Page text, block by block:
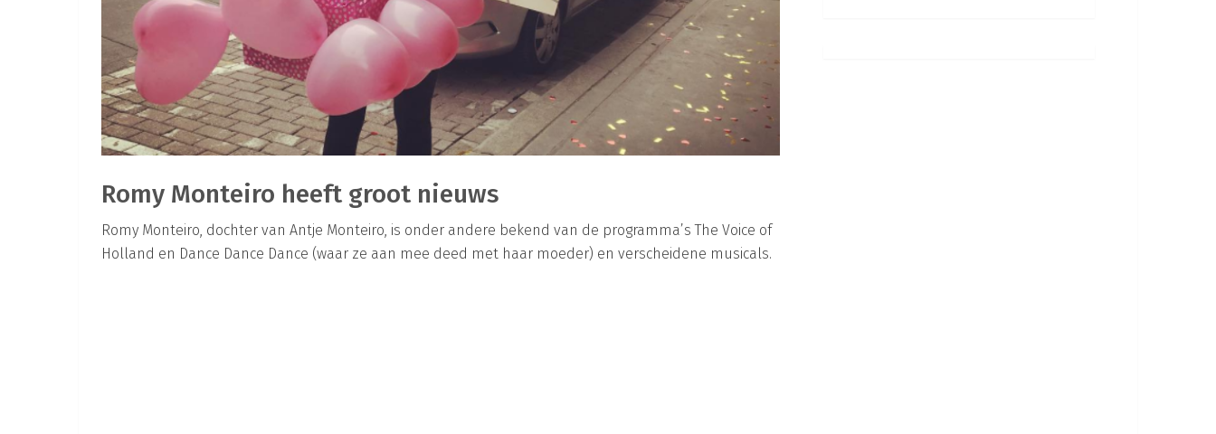
Romy Monteiro heeft groot nieuws
Romy Monteiro, dochter van Antje Monteiro, is onder andere bekend van de programma’s The Voice of
Holland en Dance Dance Dance (waar ze aan mee deed met haar moeder) en verscheidene musicals.